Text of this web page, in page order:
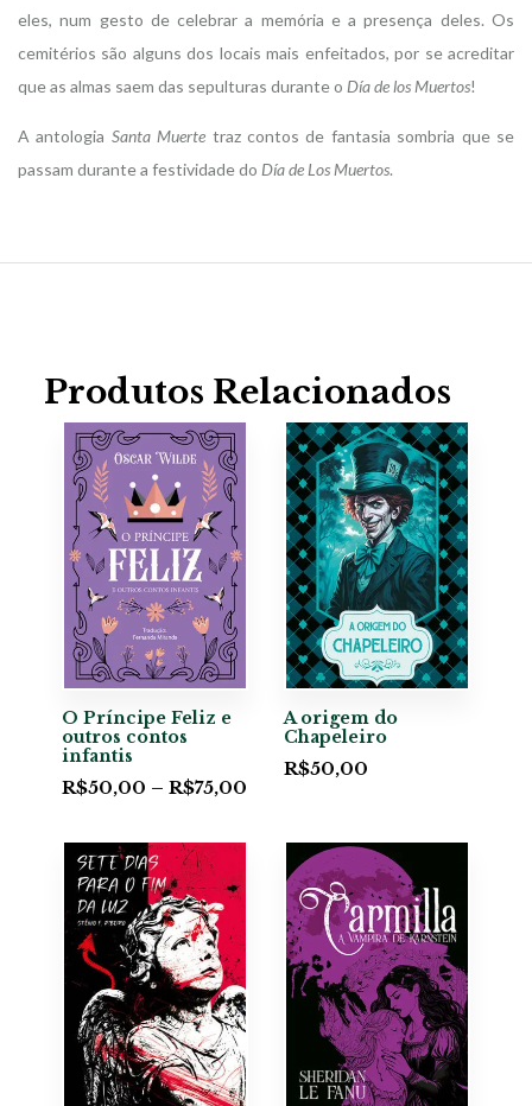
eles, num gesto de celebrar a memória e a presença deles. Os
cemitérios são alguns dos locais mais enfeitados, por se acreditar
que as almas saem das sepulturas durante o Día de los Muertos!
A antologia Santa Muerte traz contos de fantasia sombria que se
passam durante a festividade do Día de Los Muertos.
Produtos Relacionados
O Príncipe Feliz e
outros contos
infantis
R$50,00 – R$75,00
A origem do
Chapeleiro
R$50,00